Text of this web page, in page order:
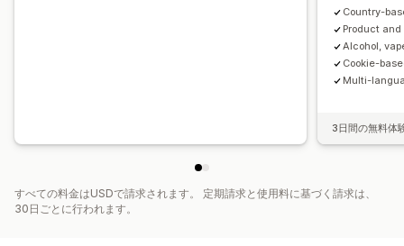
Country-
Product
Alcohol,
Cookie-
Multi-
3日間の無料体
すべての料金はUSDで請求されます。 定期請求と使用料に基づく請求は、
30日ごとに行われます。